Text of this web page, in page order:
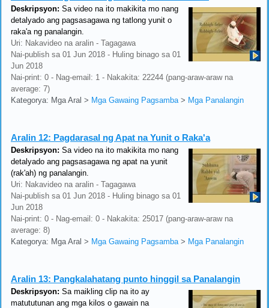
Deskripsyon: Sa video na ito makikita mo nang
detalyado ang pagsasagawa ng tatlong yunit o
raka'a ng panalangin.
Uri: Nakavideo na aralin - Tagagawa
Nai-publish sa 01 Jun 2018 - Huling binago sa 01
Jun 2018
Nai-print: 0 - Nag-email: 1 - Nakakita: 22244 (pang-araw-araw na
average: 7)
Kategorya: Mga Aral > Mga Gawaing Pagsamba> Mga Panalangin
Aralin 12: Pagdarasal ng Apat na Yunit o Raka'a
Deskripsyon: Sa video na ito makikita mo nang
detalyado ang pagsasagawa ng apat na yunit
(rak'ah) ng panalangin.
Uri: Nakavideo na aralin - Tagagawa
Nai-publish sa 01 Jun 2018 - Huling binago sa 01
Jun 2018
Nai-print: 0 - Nag-email: 0 - Nakakita: 25017 (pang-araw-araw na
average: 8)
Kategorya: Mga Aral > Mga Gawaing Pagsamba> Mga Panalangin
Aralin 13: Pangkalahatang punto hinggil sa Panalangin
Deskripsyon: Sa maikling clip na ito ay
matututunan ang mga kilos o gawain na